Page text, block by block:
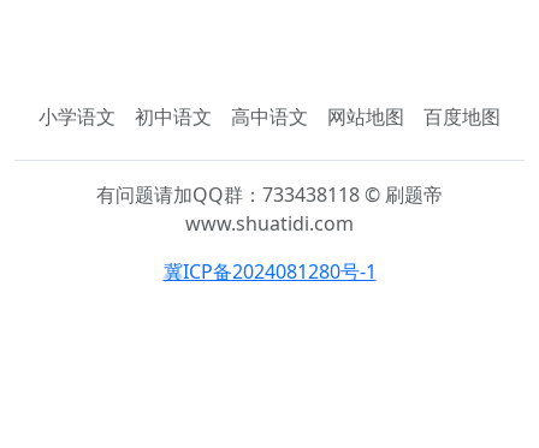
小学语文 初中语文 高中语文 网站地图 百度地图
有问题请加QQ群：733438118 © 刷题帝
www.shuatidi.com
冀ICP备2024081280号-1